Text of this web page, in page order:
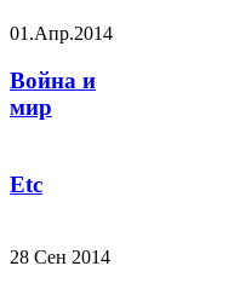
01.Апр.2014
Война и
мир
Etc
28 Сен 2014